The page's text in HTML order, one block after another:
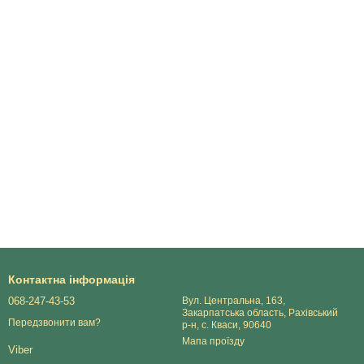
Контактна інформація
068-247-43-53
Передзвонити вам?
Viber
Вул. Центральна, 163,
Закарпатська область, Рахівський
р-н, с. Кваси, 90640
Мапа проїзду